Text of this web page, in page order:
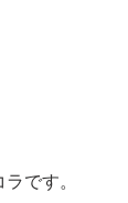
です。